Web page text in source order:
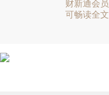
财新通会员
可畅读全文